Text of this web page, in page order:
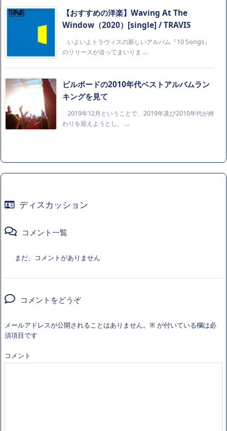
【おすすめの洋楽】Waving At The
Window（2020）[single] / TRAVIS
いよいよトラヴィスの新しいアルバム『10 Songs』
のリリースが迫ってまいりま ...
ビルボードの2010年代ベストアルバムラン
キングを見て
2019年12月ということで、2019年及び2010年代が終
わりを迎えようとし、 ...
ディスカッション
コメント一覧
まだ、コメントがありません
コメントをどうぞ
メールアドレスが公開されることはありません。 ※ が付いている欄は必
須項目です
コメント